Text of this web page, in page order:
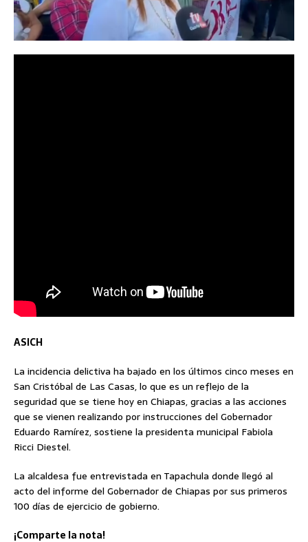
ASICH
La incidencia delictiva ha bajado en los últimos cinco meses en
San Cristóbal de Las Casas, lo que es un reflejo de la
seguridad que se tiene hoy en Chiapas, gracias a las acciones
que se vienen realizando por instrucciones del Gobernador
Eduardo Ramírez, sostiene la presidenta municipal Fabiola
Ricci Diestel.
La alcaldesa fue entrevistada en Tapachula donde llegó al
acto del informe del Gobernador de Chiapas por sus primeros
100 días de ejercicio de gobierno.
¡Comparte la nota!